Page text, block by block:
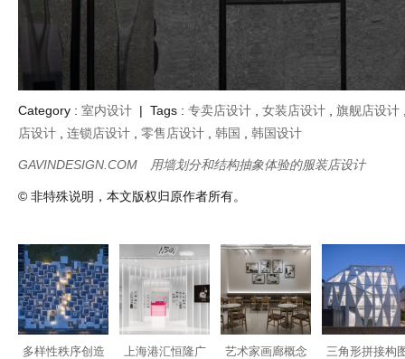
Category : 室内设计 | Tags : 专卖店设计 女装店设计 旗舰店设计
店设计
连锁店设计 零售店设计 韩国 韩国设计
GAVINDESIGN.COM 用墙划分和结构抽象体验的服装店设计
© 非特殊说明，本文版权归原作者所有。
多样性秩序创造
上海港汇恒隆广
艺术家画廊概念
三角形拼接构